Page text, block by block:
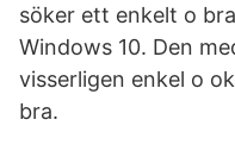
söker ett enkelt o
Windows 10. Den
visserligen enkel o
bra.